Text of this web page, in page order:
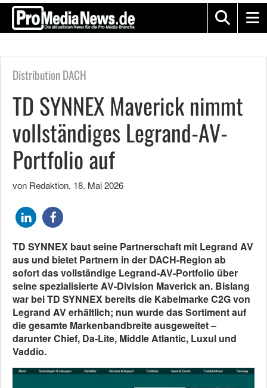
Distribution DACH
TD SYNNEX Maverick nimmt
vollständiges Legrand-AV-
Portfolio auf
von Redaktion, 18. Mai 2026
TD SYNNEX baut seine Partnerschaft mit Legrand AV
aus und bietet Partnern in der DACH-Region ab
sofort das vollständige Legrand-AV-Portfolio über
seine spezialisierte AV-Division Maverick an. Bislang
war bei TD SYNNEX bereits die Kabelmarke C2G von
Legrand AV erhältlich; nun wurde das Sortiment auf
die gesamte Markenbandbreite ausgeweitet –
darunter Chief, Da-Lite, Middle Atlantic, Luxul und
Vaddio.